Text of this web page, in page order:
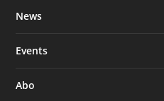
News
Events
Abo